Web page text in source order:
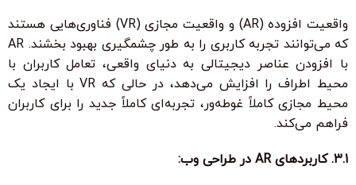
واقعیت افزوده (AR) و واقعیت مجازی (VR) فناوری‌هایی هستند
که می‌توانند تجربه کاربری را به طور چشمگیری بهبود بخشند. AR
با افزودن عناصر دیجیتالی به دنیای واقعی، تعامل کاربران با
محیط اطراف را افزایش می‌دهد، در حالی که VR با ایجاد یک
محیط مجازی کاملاً غوطه‌ور، تجربه‌ای کاملاً جدید را برای کاربران
فراهم می‌کند.
3.1. کاربردهای AR در طراحی وب: